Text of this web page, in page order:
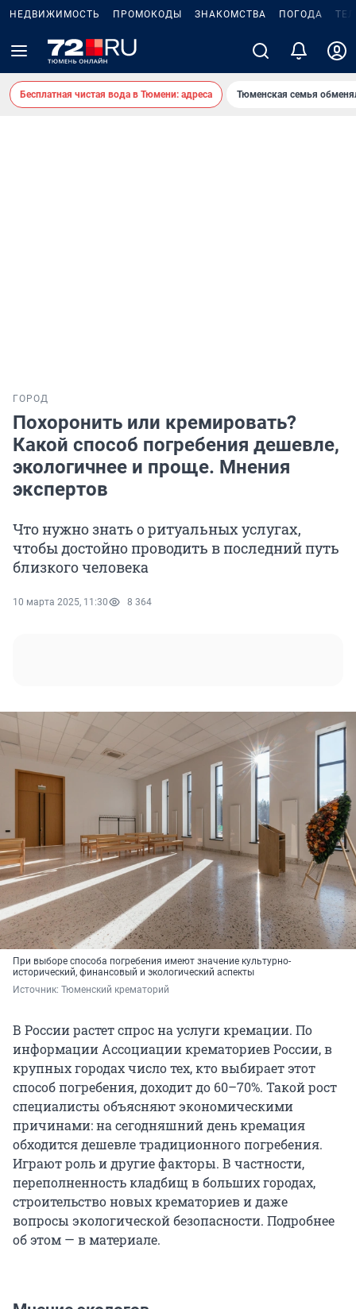
НЕДВИЖИМОСТЬ ПРОМОКОДЫ ЗНАКОМСТВА ПОГОДА
Бесплатная чистая вода в Тюмени: адреса Тюменская семья
ГОРОД
Похоронить или кремировать?
Какой способ погребения дешевле,
экологичнее и проще. Мнения
экспертов
Что нужно знать о ритуальных услугах,
чтобы достойно проводить в последний путь
близкого человека
10 марта 2025, 11:30 8 364
При выборе способа погребения имеют значение культурно-
исторический, финансовый и экологический аспекты
Источник: Тюменский крематорий
В России растет спрос на услуги кремации. По
информации Ассоциации крематориев России, в
крупных городах число тех, кто выбирает этот
способ погребения, доходит до 60–70%. Такой рост
специалисты объясняют экономическими
причинами: на сегодняшний день кремация
обходится дешевле традиционного погребения.
Играют роль и другие факторы. В частности,
переполненность кладбищ в больших городах,
строительство новых крематориев и даже
вопросы экологической безопасности. Подробнее
об этом — в материале.